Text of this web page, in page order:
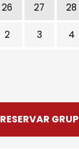
26 27 28
2 3 4
RESERVAR GRUP